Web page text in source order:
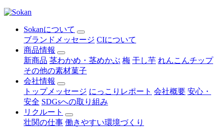
Sokanについて
ブランドメッセージ CIについて
商品情報
新商品 茎わかめ・茎めかぶ 梅 干し芋 れんこんチップ
その他の素材菓子
会社情報
トップメッセージ にっこりレポート 会社概要 安心・
安全 SDGsへの取り組み
リクルート
壮関の仕事 働きやすい環境づくり